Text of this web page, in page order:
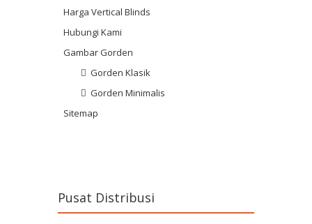
Harga Vertical Blinds
Hubungi Kami
Gambar Gorden
Gorden Klasik
Gorden Minimalis
Sitemap
Pusat Distribusi